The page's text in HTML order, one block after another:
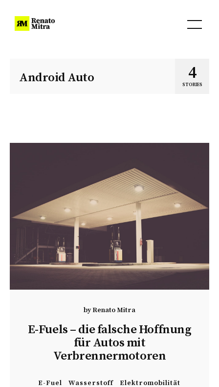
Android Auto 4
STORIES
byRenato Mitra
E-Fuels – die falsche Hoffnung
für Autos mit
Verbrennermotoren
E-Fuel Wasserstoff
Elektromobilität